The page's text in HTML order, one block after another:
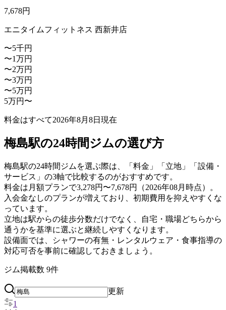
7,678円
エニタイムフィットネス 西新井店
〜5千円
〜1万円
〜2万円
〜3万円
〜5万円
5万円〜
料金はすべて2026年8月8日 現在
梅島駅の24時間ジムの選び方
梅島駅の24時間ジムを選ぶ際は、「料金」「立地」「設備・
サービス」の3軸で比較するのがおすすめです。
料金は月額プランで3,278円〜7,678円（2026年08月時点）。
入会金なしのプランが増えており、初期費用を抑えやすくな
っています。
立地は駅からの徒歩分数だけでなく、自宅・職場どちらから
通うかを基準に選ぶと継続しやすくなります。
設備面では、シャワーの有無・レンタルウェア・食事指導の
対応可否を事前に確認しておきましょう。
ジム掲載数 9件
更新
1